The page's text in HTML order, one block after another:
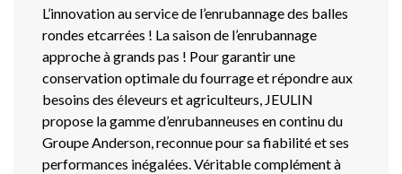
L’innovation au service de l’enrubannage des balles
rondes etcarrées ! La saison de l’enrubannage
approche à grands pas ! Pour garantir une
conservation optimale du fourrage et répondre aux
besoins des éleveurs et agriculteurs, JEULIN
propose la gamme d’enrubanneuses en continu du
Groupe Anderson, reconnue pour sa fiabilité et ses
performances inégalées. Véritable complément à